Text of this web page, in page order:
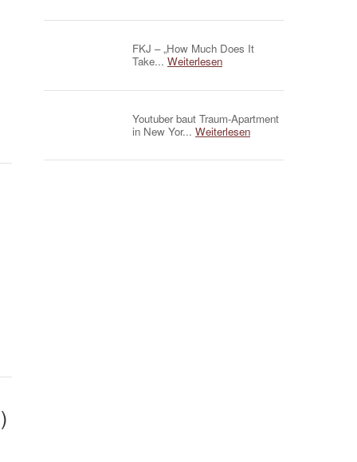
FKJ – „How Much Does It
Take... Weiterlesen
Youtuber baut Traum-Apartment
in New Yor... Weiterlesen